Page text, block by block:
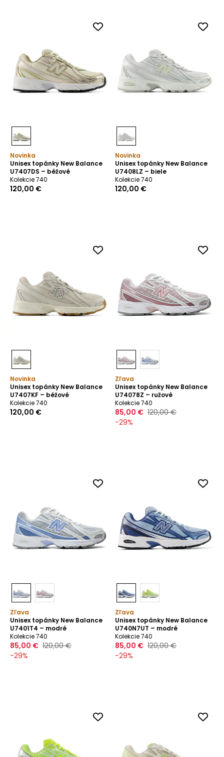
Novinka
Unisex topánky New Balance
U7407DS – béžové
Kolekcie 740
120,00 €
Novinka
Unisex topánky New Balance
U7408LZ – biele
Kolekcie 740
120,00 €
Novinka
Unisex topánky New Balance
U7407KF – béžové
Kolekcie 740
120,00 €
Zľava
Unisex topánky New Balance
U74078Z – ružové
Kolekcie 740
85,00 € 120,00 €
-29%
Zľava
Unisex topánky New Balance
U7401T4 – modré
Kolekcie 740
85,00 € 120,00 €
-29%
Zľava
Unisex topánky New Balance
U740N7UT – modré
Kolekcie 740
85,00 € 120,00 €
-29%